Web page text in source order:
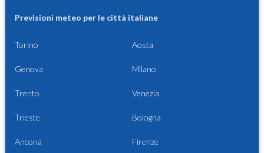
Previsioni meteo per le città italiane
Torino Aosta
Genova Milano
Trento Venezia
Trieste Bologna
Ancona Firenze